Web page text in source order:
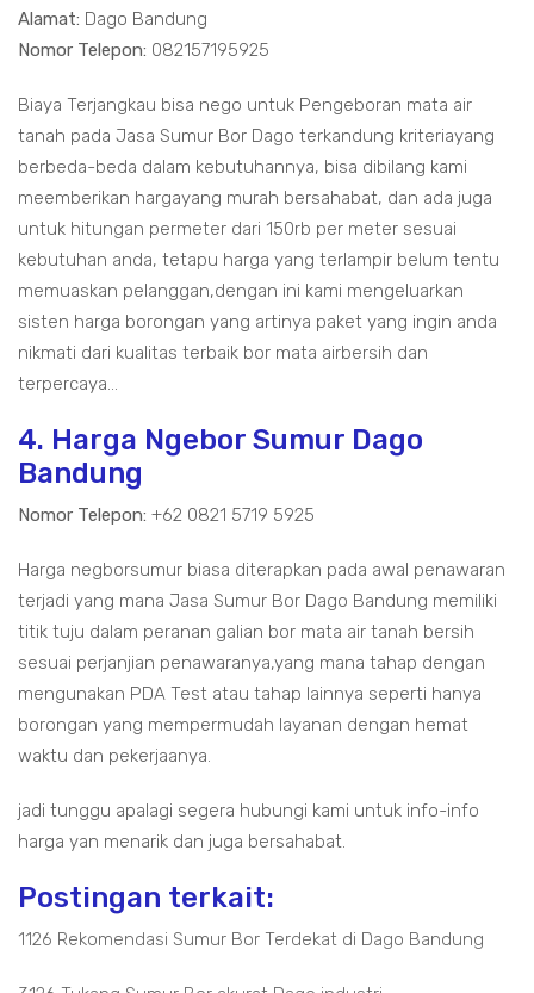
Alamat: Dago Bandung
Nomor Telepon: 082157195925
Biaya Terjangkau bisa nego untuk Pengeboran mata air
tanah pada Jasa Sumur Bor Dago terkandung kriteriayang
berbeda-beda dalam kebutuhannya, bisa dibilang kami
meemberikan hargayang murah bersahabat, dan ada juga
untuk hitungan permeter dari 150rb per meter sesuai
kebutuhan anda, tetapu harga yang terlampir belum tentu
memuaskan pelanggan,dengan ini kami mengeluarkan
sisten harga borongan yang artinya paket yang ingin anda
nikmati dari kualitas terbaik bor mata airbersih dan
terpercaya...
4. Harga Ngebor Sumur Dago
Bandung
Nomor Telepon: +62 0821 5719 5925
Harga negborsumur biasa diterapkan pada awal penawaran
terjadi yang mana Jasa Sumur Bor Dago Bandung memiliki
titik tuju dalam peranan galian bor mata air tanah bersih
sesuai perjanjian penawaranya,yang mana tahap dengan
mengunakan PDA Test atau tahap lainnya seperti hanya
borongan yang mempermudah layanan dengan hemat
waktu dan pekerjaanya.
jadi tunggu apalagi segera hubungi kami untuk info-info
harga yan menarik dan juga bersahabat.
Postingan terkait:
1126 Rekomendasi Sumur Bor Terdekat di Dago Bandung